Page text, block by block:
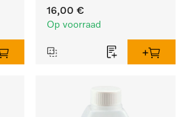
16,00 €
Op voorraad